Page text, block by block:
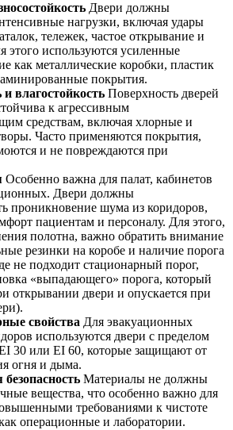
Двери должны
нагрузки, включая удары
тележек, частое открывание и
этого используются усиленные
как металлические коробки, пластик
покрытия.
влагостойкость Поверхность дверей
к агрессивным
средствам, включая хлорные и
Часто применяются покрытия,
и не повреждаются при
Особенно важна для палат, кабинетов
Двери должны
проникновение шума из коридоров,
пациентам и персоналу. Для этого,
полотна, важно обратить внимание
резинки на коробе и наличие порога
не подходит стационарный порог,
«выпадающего» порога, который
открывании двери и опускается при
свойства Для эвакуационных
используются двери с пределом
30 или EI 60, которые защищают от
огня и дыма.
Материалы не должны
вещества, что особенно важно для
требованиями к чистоте
операционные и лаборатории.